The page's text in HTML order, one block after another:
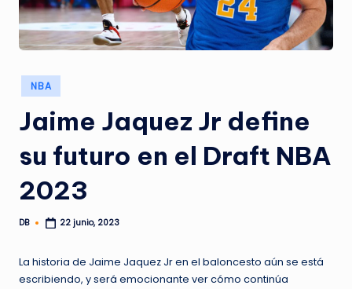
Publicado
en
NBA
Jaime Jaquez Jr define
su futuro en el Draft NBA
2023
Publicado
DB 22 junio, 2023
La historia de Jaime Jaquez Jr en el baloncesto aún se está
escribiendo, y será emocionante ver cómo continúa